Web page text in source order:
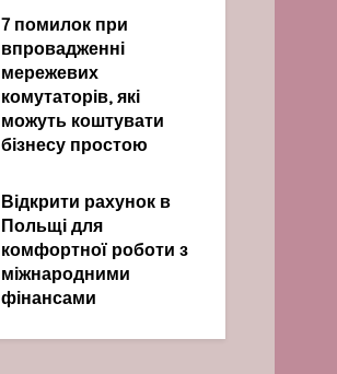
7 помилок при
впровадженні
мережевих
комутаторів, які
можуть коштувати
бізнесу простою
Відкрити рахунок в
Польщі для
комфортної роботи з
міжнародними
фінансами